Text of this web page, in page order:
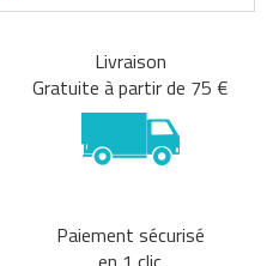
Livraison
Gratuite à partir de 75 €
Paiement sécurisé